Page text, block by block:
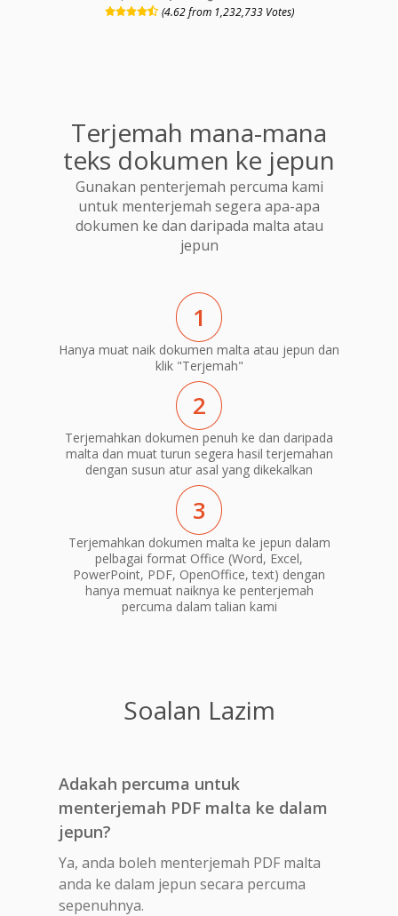
(4.62 from 1,232,733 Votes)
Terjemah mana-mana
teks dokumen ke jepun
Gunakan penterjemah percuma kami
untuk menterjemah segera apa-apa
dokumen ke dan daripada malta atau
jepun
1
Hanya muat naik dokumen malta atau jepun dan
klik "Terjemah"
2
Terjemahkan dokumen penuh ke dan daripada
malta dan muat turun segera hasil terjemahan
dengan susun atur asal yang dikekalkan
3
Terjemahkan dokumen malta ke jepun dalam
pelbagai format Office (Word, Excel,
PowerPoint, PDF, OpenOffice, text) dengan
hanya memuat naiknya ke penterjemah
percuma dalam talian kami
Soalan Lazim
Adakah percuma untuk
menterjemah PDF malta ke dalam
jepun?
Ya, anda boleh menterjemah PDF malta
anda ke dalam jepun secara percuma
sepenuhnya.